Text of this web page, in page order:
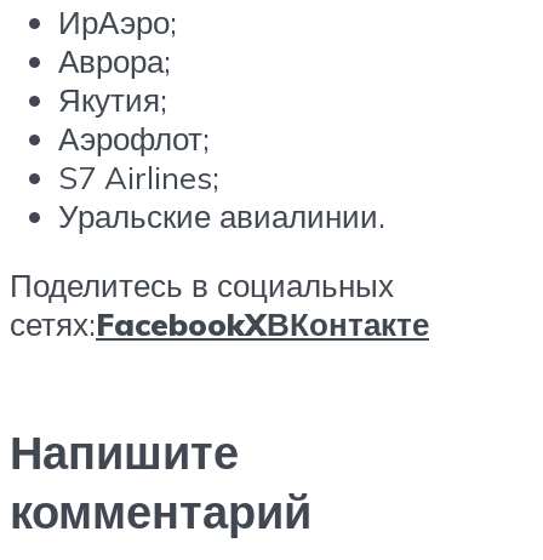
ИрАэро;
Аврора;
Якутия;
Аэрофлот;
S7 Airlines;
Уральские авиалинии.
Поделитесь в социальных
сетях:FacebookXВКонтакте
Напишите
комментарий